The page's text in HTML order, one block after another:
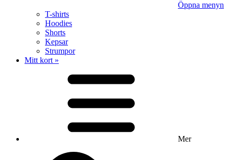
Öppna menyn
T-shirts
Hoodies
Shorts
Kepsar
Strumpor
Mitt kort »
Mer